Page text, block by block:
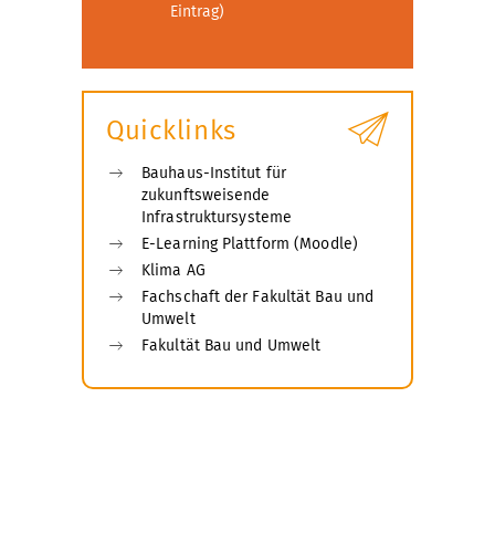
Eintrag)
Quicklinks
Bauhaus-Institut für
zukunftsweisende
Infrastruktursysteme
E-Learning Plattform (Moodle)
Klima AG
Fachschaft der Fakultät Bau und
Umwelt
Fakultät Bau und Umwelt